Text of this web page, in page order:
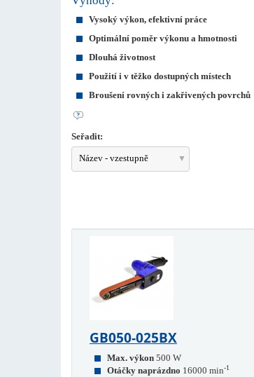
Vysoký výkon, efektivní práce
Optimální poměr výkonu a hmotnosti
Dlouhá životnost
Použití i v těžko dostupných místech
Broušení rovných i zakřivených povrchů
Seřadit:
Název - vzestupně
GB050-025BX
Max. výkon 500 W
Otáčky naprázdno 16000 min-1